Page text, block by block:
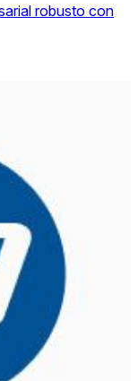
robusto con